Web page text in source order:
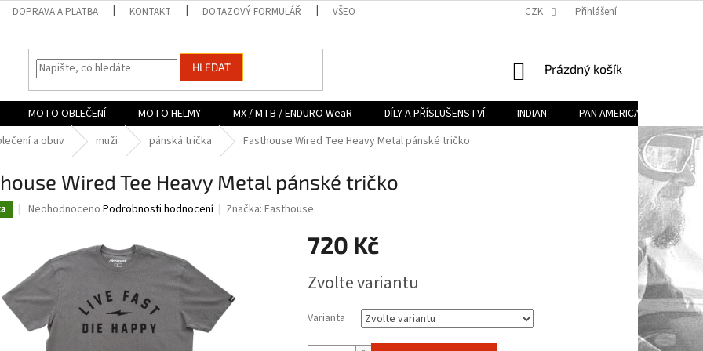
DOPRAVA A PLATBA KONTAKT DOTAZOVÝ FORMULÁŘ VŠEOBECNÉ OBCHODNÍ PODMÍNKY (VOP) PODMÍNKY OCHRANY OSOBNÍCH
CZK Přihlášení
HLEDAT
NÁKUPNÍ
Prázdný košík
MOTO OBLEČENÍ MOTO HELMY MX / MTB / ENDURO WeaR DÍLY A PŘÍSLUŠENSTVÍ INDIAN PAN AMERICA
a obuv muži pánská trička Fasthouse Wired Tee Heavy Metal pánské tričko
Wired Tee Heavy Metal pánské tričko
Průměrné
0,0
z
5
hvězdiček.
Neohodnoceno Podrobnosti hodnocení Značka:Fasthouse
720 Kč
cena:
Zvolte variantu
Varianta